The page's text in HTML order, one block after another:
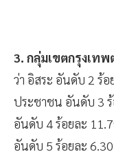
3. กลุ่มเขตกรุงเท
ว่า อิสระ อันดับ 2 ร้
ประชาชน อันดับ 3 ร้
อันดับ 4 ร้อยละ